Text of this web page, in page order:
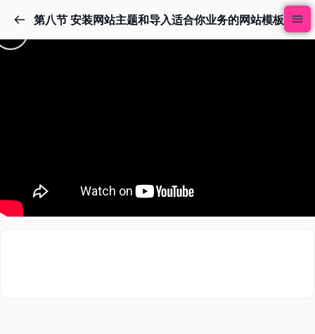
第八节 安装网站主题和导入适合你业务的网站模板